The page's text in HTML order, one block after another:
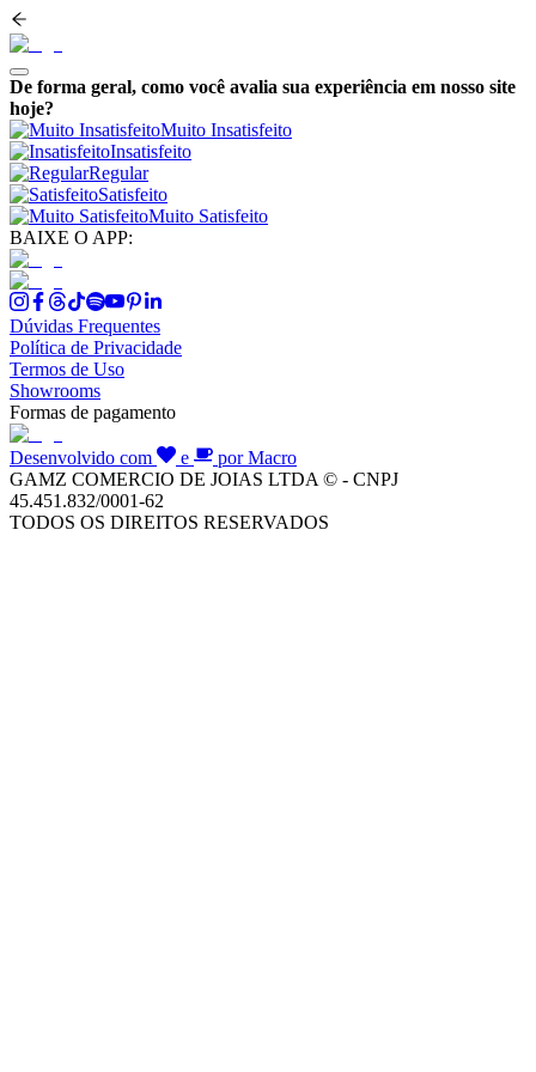
De forma geral, como você avalia sua experiência em nosso site
hoje?
Muito Insatisfeito
Insatisfeito
Regular
Satisfeito
Muito Satisfeito
BAIXE O APP:
Dúvidas Frequentes
Política de Privacidade
Termos de Uso
Showrooms
Formas de pagamento
Desenvolvido com e
por Macro
GAMZ COMERCIO DE JOIAS LTDA © - CNPJ
45.451.832/0001-62
TODOS OS DIREITOS RESERVADOS